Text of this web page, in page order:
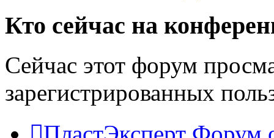
Кто сейчас на
Сейчас этот форум
зарегистрированных